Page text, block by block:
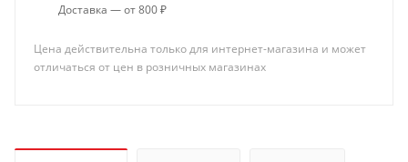
Доставка — от 800 ₽
Цена действительна только для интернет-магазина и может
отличаться от цен в розничных магазинах